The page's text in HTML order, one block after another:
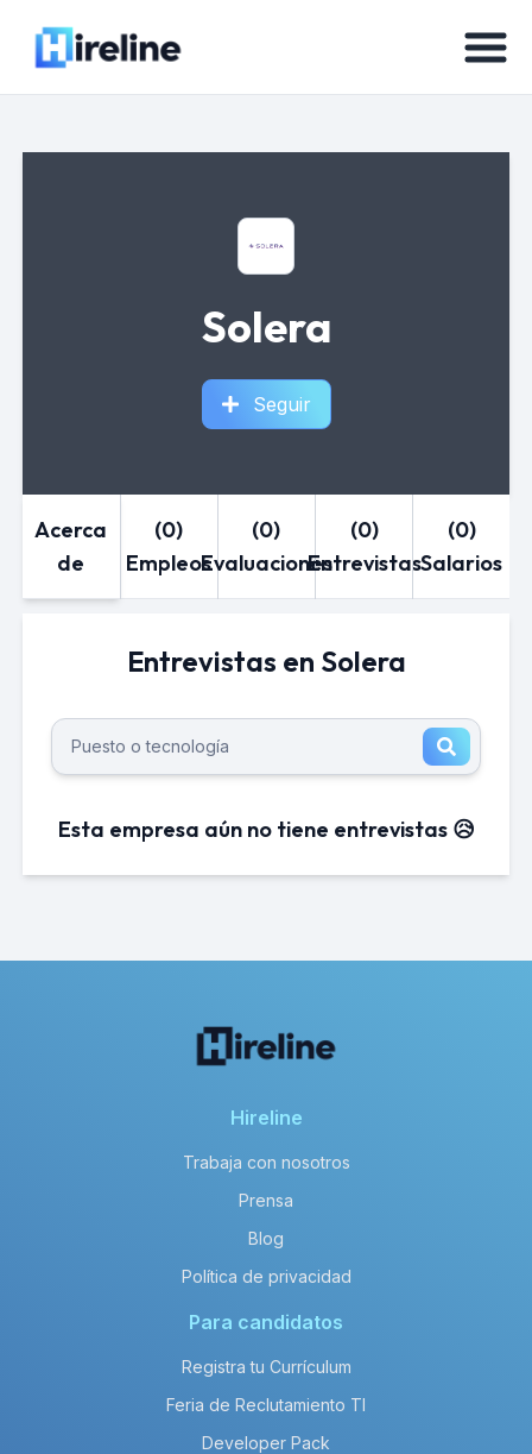
Solera
Seguir
Acerca
de
(0)
Empleos
(0)
Evaluaciones
(0)
Entrevistas
(0)
Salarios
Entrevistas en Solera
Esta empresa aún no tiene entrevistas 😥
Hireline
Trabaja con nosotros
Prensa
Blog
Política de privacidad
Para candidatos
Registra tu Currículum
Feria de Reclutamiento TI
Developer Pack